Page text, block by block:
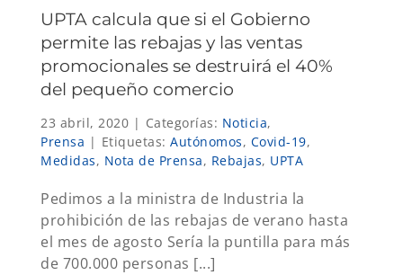
UPTA calcula que si el Gobierno
permite las rebajas y las ventas
promocionales se destruirá el 40%
del pequeño comercio
23 abril, 2020 | Categorías: Noticia,
Prensa | Etiquetas: Autónomos, Covid-19,
Medidas, Nota de Prensa, Rebajas, UPTA
Pedimos a la ministra de Industria la
prohibición de las rebajas de verano hasta
el mes de agosto Sería la puntilla para más
de 700.000 personas [...]